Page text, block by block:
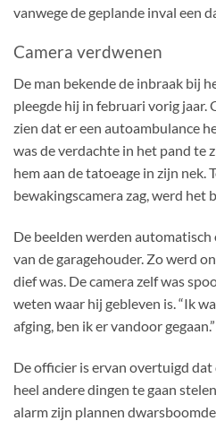
vanwege de geplande inval een
Camera verdwenen
De man bekende de inbraak bij
pleegde hij in februari vorig jaar.
zien dat er een autoambulance
was de verdachte in het pand te
hem aan de tatoeage in zijn nek.
bewakingscamera zag, werd het
De beelden werden
van de garagehouder. Zo werd
dief was. De camera zelf was
weten waar hij gebleven is. “Ik
afging, ben ik er vandoor gegaan.”
De officier is ervan overtuigd dat
heel andere dingen te gaan
alarm zijn plannen